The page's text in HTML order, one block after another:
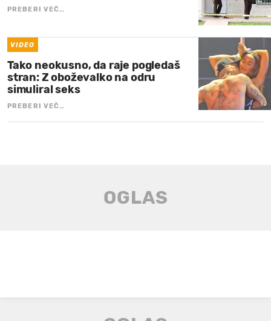
PREBERI VEČ…
VIDEO
Tako neokusno, da raje pogledaš
stran: Z oboževalko na odru
simuliral seks
PREBERI VEČ…